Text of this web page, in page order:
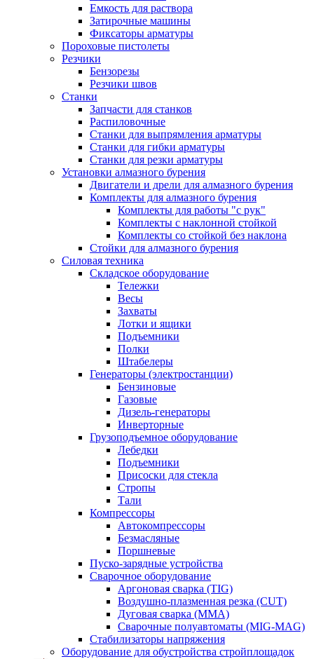
Емкость для раствора
Затирочные машины
Фиксаторы арматуры
Пороховые пистолеты
Резчики
Бензорезы
Резчики швов
Станки
Запчасти для станков
Распиловочные
Станки для выпрямления арматуры
Станки для гибки арматуры
Станки для резки арматуры
Установки алмазного бурения
Двигатели и дрели для алмазного бурения
Комплекты для алмазного бурения
Комплекты для работы "с рук"
Комплекты с наклонной стойкой
Комплекты со стойкой без наклона
Стойки для алмазного бурения
Силовая техника
Складское оборудование
Тележки
Весы
Захваты
Лотки и ящики
Подъемники
Полки
Штабелеры
Генераторы (электростанции)
Бензиновые
Газовые
Дизель-генераторы
Инверторные
Грузоподъемное оборудование
Лебедки
Подъемники
Присоски для стекла
Стропы
Тали
Компрессоры
Автокомпрессоры
Безмасляные
Поршневые
Пуско-зарядные устройства
Сварочное оборудование
Аргоновая сварка (TIG)
Воздушно-плазменная резка (CUT)
Дуговая сварка (ММА)
Сварочные полуавтоматы (MIG-MAG)
Стабилизаторы напряжения
Оборудование для обустройства стройплощадок